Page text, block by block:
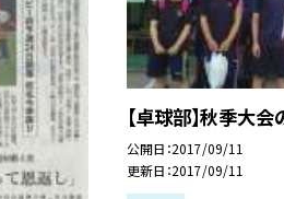
【卓球部】秋季大
公開日 2017/09/11
更新日 2017/09/11